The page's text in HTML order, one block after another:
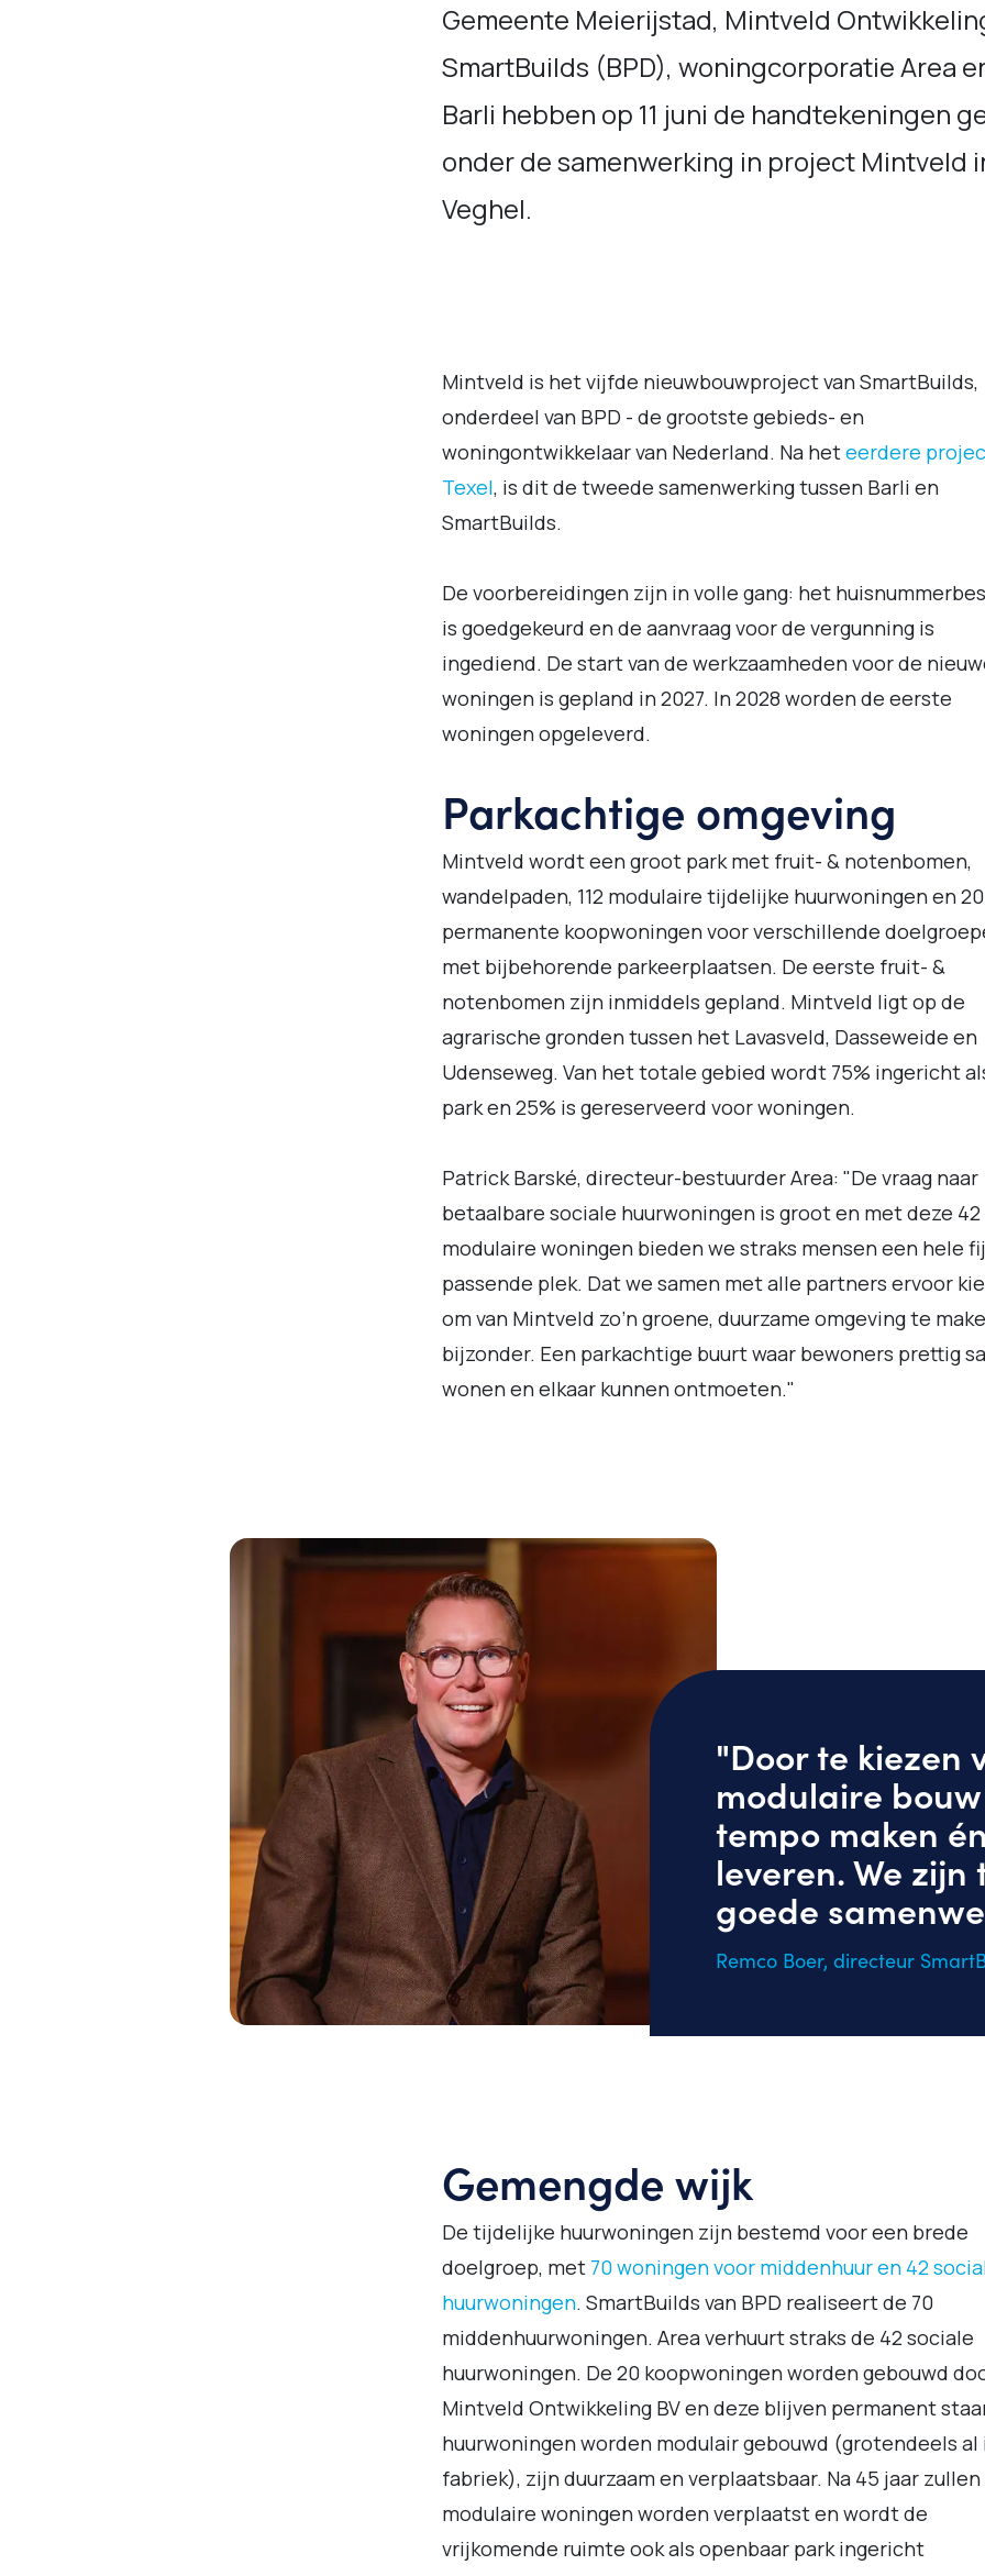
Gemeente Meierijstad, Mintveld
SmartBuilds (BPD), woningcorporatie Area
Barli hebben op 11 juni de handtekeningen
onder de samenwerking in project Mintveld
Veghel.
Mintveld is het vijfde nieuwbouwproject van SmartBuilds,
onderdeel van BPD - de grootste gebieds- en
woningontwikkelaar van Nederland. Na heteerdere
Texel, is dit de tweede samenwerking tussen Barli en
SmartBuilds.
De voorbereidingen zijn in volle gang: het
is goedgekeurd en de aanvraag voor de vergunning is
ingediend. De start van de werkzaamheden voor de
woningen is gepland in 2027. In 2028 worden de eerste
woningen opgeleverd.
Parkachtige omgeving
Mintveld wordt een groot park met fruit- & notenbomen,
wandelpaden, 112 modulaire tijdelijke huurwoningen en 20
permanente koopwoningen voor verschillende
met bijbehorende parkeerplaatsen. De eerste fruit- &
notenbomen zijn inmiddels gepland. Mintveld ligt op de
agrarische gronden tussen het Lavasveld, Dasseweide en
Udenseweg. Van het totale gebied wordt 75% ingericht
park en 25% is gereserveerd voor woningen.
Patrick Barské, directeur-bestuurder Area: "De vraag naar
betaalbare sociale huurwoningen is groot en met deze 42
modulaire woningen bieden we straks mensen een hele
passende plek. Dat we samen met alle partners ervoor
om van Mintveld zo’n groene, duurzame omgeving te
bijzonder. Een parkachtige buurt waar bewoners prettig
wonen en elkaar kunnen ontmoeten."
"Door te kiezen
modulaire
tempo maken
leveren. We
goede
Remco Boer, directeur
Gemengde wijk
De tijdelijke huurwoningen zijn bestemd voor een brede
doelgroep, met 70 woningen voor middenhuur en 42
huurwoningen. SmartBuilds van BPD realiseert de 70
middenhuurwoningen. Area verhuurt straks de 42 sociale
huurwoningen. De 20 koopwoningen worden gebouwd
Mintveld Ontwikkeling BV en deze blijven permanent
huurwoningen worden modulair gebouwd (grotendeels al
fabriek), zijn duurzaam en verplaatsbaar. Na 45 jaar
modulaire woningen worden verplaatst en wordt de
vrijkomende ruimte ook als openbaar park ingericht